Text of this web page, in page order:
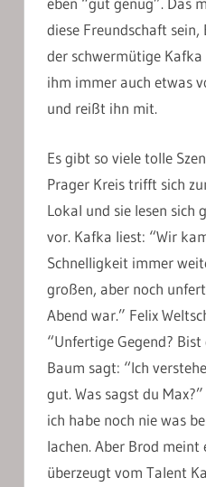
diese Freundschaft
der schwermütige
ihm immer auch etwas
und reißt ihn mit.
Es gibt so viele tolle
Prager Kreis trifft sich
Lokal und sie lesen sich
vor. Kafka liest: “Wir
Schnelligkeit immer
großen, aber noch
Abend war.” Felix
“Unfertige Gegend?
Baum sagt: “Ich
gut. Was sagst du
ich habe noch nie was
lachen. Aber Brod
überzeugt vom Talent